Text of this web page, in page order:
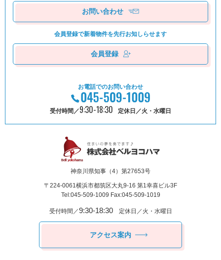
お問い合わせ
会員登録で新着物件を先⾏お知しらせます
会員登録
お電話でのお問い合わせ
受付時間／9:30-18:30 定休日／火・水曜日
神奈川県知事（4）第27653号
〒224-0061横浜市都筑区⼤丸9-16 第1幸喜ビル3F
Tel:045-509-1009 Fax:045-509-1019
受付時間／9:30-18:30定休日／火・水曜日
アクセス案内